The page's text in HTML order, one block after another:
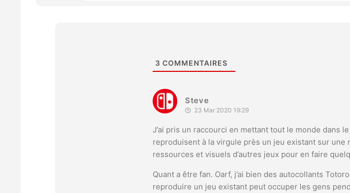
3 COMMENTAIRES
Steve
23 Mar 2020 19:29
J’ai pris un raccourci en mettant tout le monde dans
reproduisent à la virgule près un jeu existant sur une
ressources et visuels d’autres jeux pour en faire
Quant a être fan. Oarf, j’ai bien des autocollants
reproduire un jeu existant peut occuper les gens